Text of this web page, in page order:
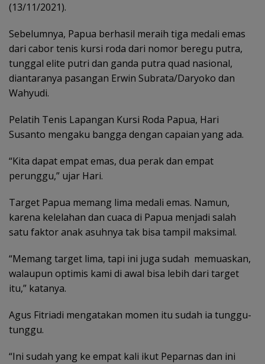
(13/11/2021).
Sebelumnya, Papua berhasil meraih tiga medali emas
dari cabor tenis kursi roda dari nomor beregu putra,
tunggal elite putri dan ganda putra quad nasional,
diantaranya pasangan Erwin Subrata/Daryoko dan
Wahyudi.
Pelatih Tenis Lapangan Kursi Roda Papua, Hari
Susanto mengaku bangga dengan capaian yang ada.
“Kita dapat empat emas, dua perak dan empat
perunggu,” ujar Hari.
Target Papua memang lima medali emas. Namun,
karena kelelahan dan cuaca di Papua menjadi salah
satu faktor anak asuhnya tak bisa tampil maksimal.
“Memang target lima, tapi ini juga sudah memuaskan,
walaupun optimis kami di awal bisa lebih dari target
itu,” katanya.
Agus Fitriadi mengatakan momen itu sudah ia tunggu-
tunggu.
“Ini sudah yang ke empat kali ikut Peparnas dan ini